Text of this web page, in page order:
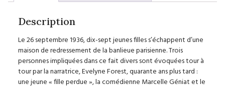
Description
Le 26 septembre 1936, dix-sept jeunes filles s’échappent d’une
maison de redressement de la banlieue parisienne. Trois
personnes impliquées dans ce fait divers sont évoquées tour à
tour par la narratrice, Evelyne Forest, quarante ans plus tard :
une jeune « fille perdue », la comédienne Marcelle Géniat et le